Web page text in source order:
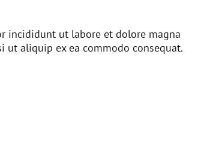
incididunt ut labore et dolore magna
aliquip ex ea commodo consequat.